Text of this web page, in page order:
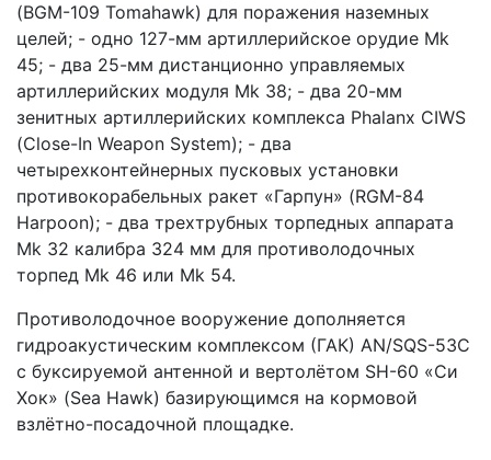
(BGM-109 Tomahawk) для поражения наземных
целей; - одно 127-мм артиллерийское орудие Mk
45; - два 25-мм дистанционно управляемых
артиллерийских модуля Mk 38; - два 20-мм
зенитных артиллерийских комплекса Phalanx CIWS
(Close-In Weapon System); - два
четырехконтейнерных пусковых установки
противокорабельных ракет «Гарпун» (RGM-84
Harpoon); - два трехтрубных торпедных аппарата
Mk 32 калибра 324 мм для противолодочных
торпед Mk 46 или Mk 54.
Противолодочное вооружение дополняется
гидроакустическим комплексом (ГАК) AN/SQS-53C
с буксируемой антенной и вертолётом SH-60 «Си
Хок» (Sea Hawk) базирующимся на кормовой
взлётно-посадочной площадке.